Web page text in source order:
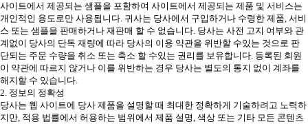
사이트에서 제공되는 샘플을 포함하여 사이트에서 제공되는 제품 및 서비스는
개인적인 용도로만 사용됩니다. 귀사는 당사에서 구입하거나 수령한 제품, 서비
스 또는 샘플을 판매하거나 재판매 할 수 없습니다. 당사는 사전 고지 여부와 관
계없이 당사의 단독 재량에 따라 당사의 이용 약관을 위반할 수있는 것으로 판
단되는 주문 수량을 취소 또는 축소 할 수있는 권리를 보유합니다. 등록된 회원
이 약관에 따르지 않거나 이를 위반하는 경우 당사는 별도의 통지 없이 계좌를
해지할 수 있습니다.
2. 정보의 정확성
당사는 웹 사이트에 당사 제품을 설명할 때 최대한 정확하게 기술하려고 노력하
지만, 적용 법률에서 허용하는 범위에서 제품 설명, 색상 또는 기타 모든 콘텐츠